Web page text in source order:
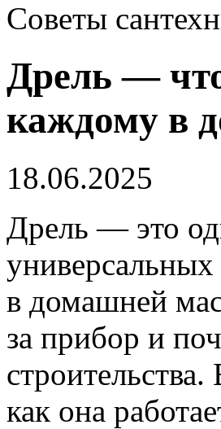
Советы
Дрель —
каждому в
18.06.2025
Дрель — это
в домашней
за прибор и
строительства.
как она